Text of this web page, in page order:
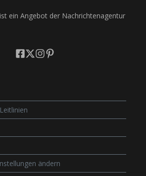
ein Angebot der Nachrichtenagentur
ändern